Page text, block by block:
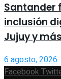
Santander
inclusión
Jujuy y
6 agosto, 2026
Facebook